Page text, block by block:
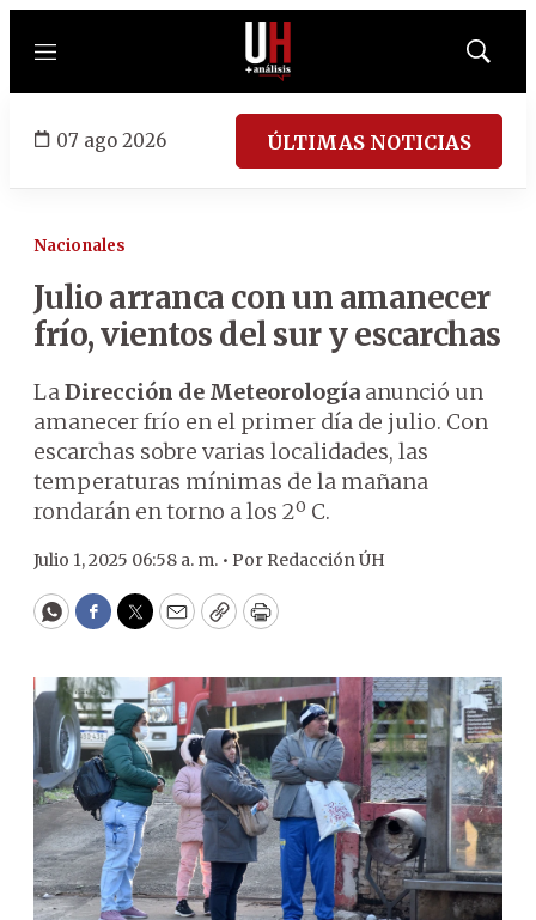
Menú
Mostrar
07 ago 2026 ÚLTIMAS NOTICIAS
Nacionales
Julio arranca con un amanecer
frío, vientos del sur y escarchas
LaDirección de Meteorología anunció un
amanecer frío en el primer día de julio. Con
escarchas sobre varias localidades, las
temperaturas mínimas de la mañana
rondarán en torno a los 2º C.
Julio 1, 2025 06:58 a. m. • Por Redacción ÚH
WhatsApp
Facebook
Twitter
EmailCopyPrint